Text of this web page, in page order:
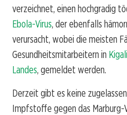
verzeichnet, einen hochgradig
Ebola-Virus, der ebenfalls
verursacht, wobei die meisten
Gesundheitsmitarbeitern in
Landes, gemeldet werden.
Derzeit gibt es keine
Impfstoffe gegen das Marburg-